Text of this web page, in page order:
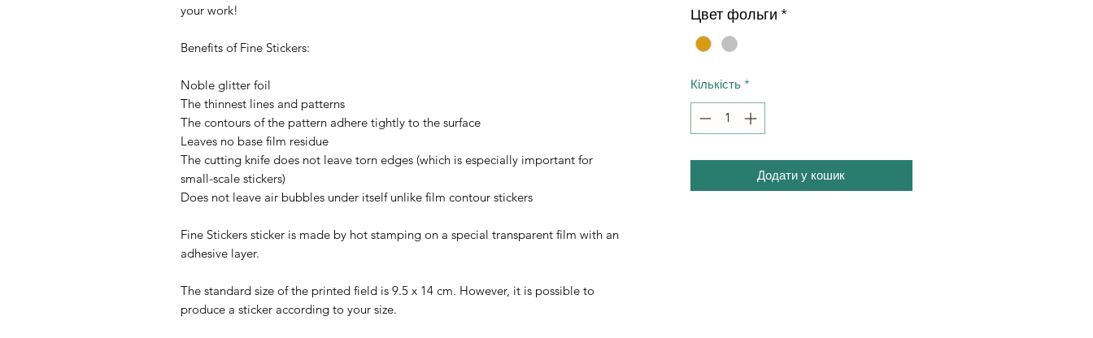
your work!
Benefits of Fine Stickers:
Noble glitter foil
The thinnest lines and patterns
The contours of the pattern adhere tightly to the surface
Leaves no base film residue
The cutting knife does not leave torn edges (which is especially important for
small-scale stickers)
Does not leave air bubbles under itself unlike film contour stickers
Fine Stickers sticker is made by hot stamping on a special transparent film with an
adhesive layer.
The standard size of the printed field is 9.5 x 14 cm. However, it is possible to
produce a sticker according to your size.
Цвет фольги *
Кількість *
Додати у кошик